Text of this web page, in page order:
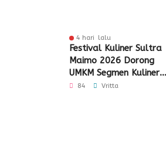
4 hari lalu
Festival Kuliner Sultra
Maimo 2026 Dorong
UMKM Segmen Kuliner
Perluas Akses Pasar
84 Vritta